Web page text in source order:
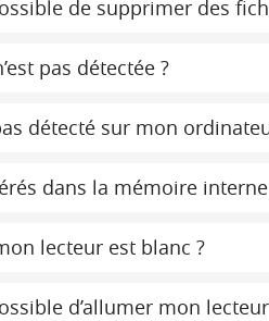
de supprimer des
pas détectée ?
détecté sur mon
dans la mémoire
lecteur est blanc ?
d’allumer mon